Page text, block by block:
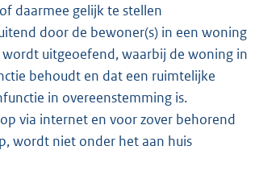
daarmee gelijk te stellen
door de bewoner(s) in een woning
uitgeoefend, waarbij de woning in
behoudt en dat een ruimtelijke
in overeenstemming is.
via internet en voor zover behorend
wordt niet onder het aan huis